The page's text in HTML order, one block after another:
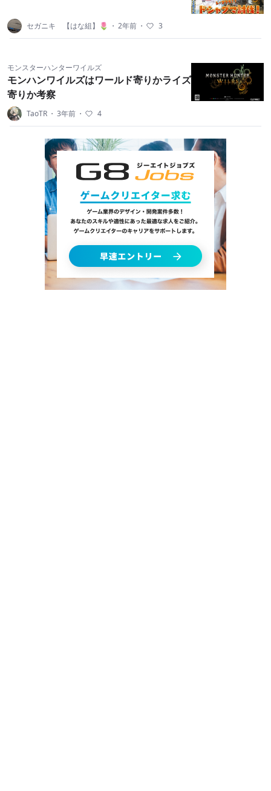
セガニキ 【はな組】🌷 ・ 2年前 ・ 3
モンスターハンターワイルズ
モンハンワイルズはワールド寄りかライズ
寄りか考察
TaoTR ・ 3年前 ・ 4